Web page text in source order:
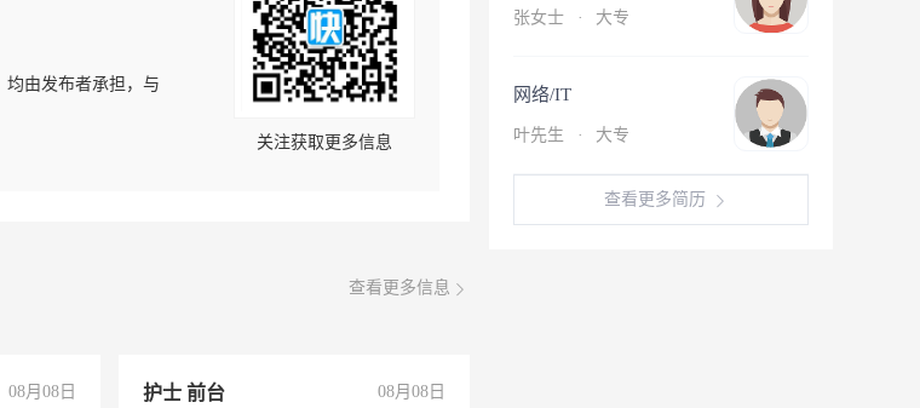
均由发布者承担，与
关注获取更多信息
查看更多信息
08月08日 护士 前台 08月08日
张女士 · 大专
网络/IT
叶先生 · 大专
查看更多简历